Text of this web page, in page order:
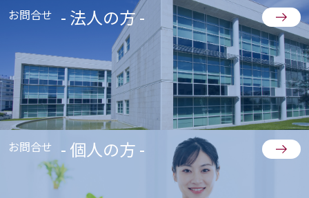
お問合せ - 法人の方 -
お問合せ - 個人の方 -